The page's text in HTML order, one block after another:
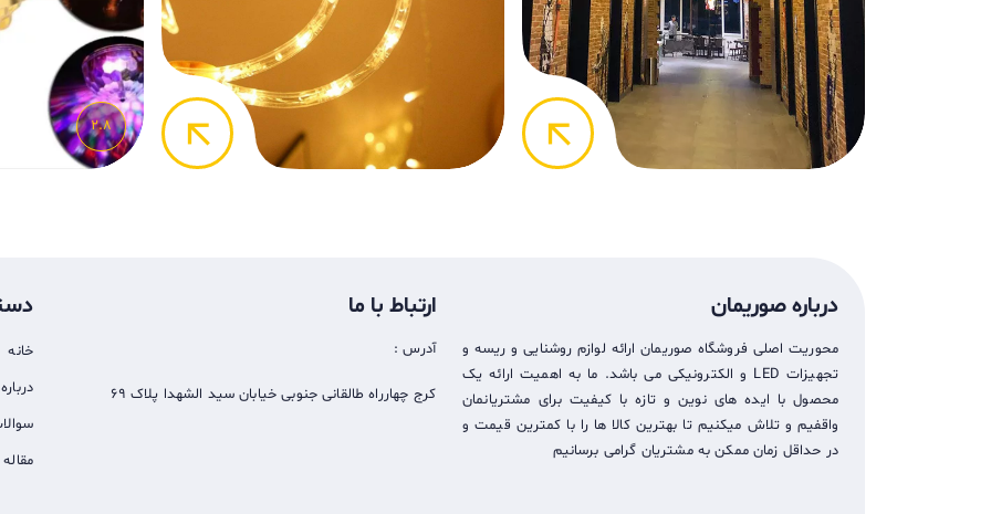
arrow_back
arrow_back
2.8
درباره صوریمان
محوریت اصلی فروشگاه صوریمان ارائه لوازم روشنایی و ریسه و
تجهيزات LED و الکترونیکی می باشد. ما به اهمیت ارائه یک
محصول با ایده های نوین و تازه با کیفیت برای مشتریانمان
واقفیم و تلاش میکنیم تا بهترین کالا ها را با کمترین قیمت و
در حداقل زمان ممکن به مشتریان گرامی برسانیم
ارتباط با ما
آدرس :
کرج چهارراه طالقانی جنوبی خیابان سید الشهدا پلاک 69
خانه
مقاله